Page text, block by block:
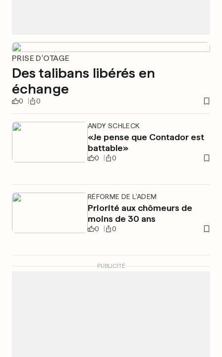
PRISE D'OTAGE
Des talibans libérés en
échange
0 0
ANDY SCHLECK
«Je pense que Contador est
battable»
0 0
RÉFORME DE L'ADEM
Priorité aux chômeurs de
moins de 30 ans
0 0
PUBLICITÉ